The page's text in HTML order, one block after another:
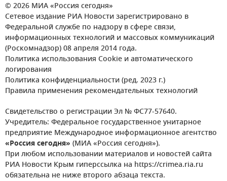
© 2026 МИА «Россия сегодня»
Сетевое издание РИА Новости зарегистрировано в
Федеральной службе по надзору в сфере связи,
информационных технологий и массовых коммуникаций
(Роскомнадзор) 08 апреля 2014 года.
Политика использования Cookie и автоматического
логирования
Политика конфиденциальности (ред. 2023 г.)
Правила применения рекомендательных технологий
Свидетельство о регистрации Эл № ФС77-57640.
Учредитель: Федеральное государственное унитарное
предприятие Международное информационное агентство
«Россия сегодня» (МИА «Россия сегодня»).
При любом использовании материалов и новостей сайта
РИА Новости Крым гиперссылка на https://crimea.ria.ru
обязательна не ниже второго абзаца текста.